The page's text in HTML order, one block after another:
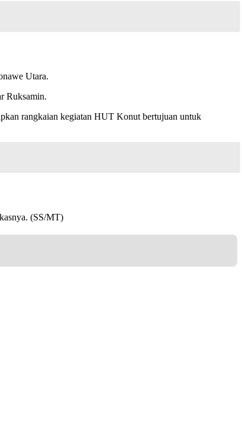
Utara.
Ruksamin.
rangkaian kegiatan HUT Konut bertujuan untuk
(SS/MT)